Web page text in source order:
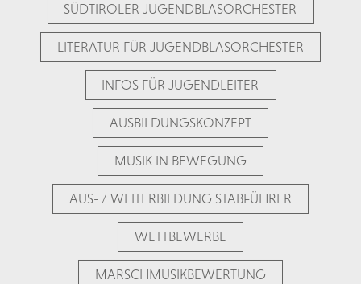
SÜDTIROLER JUGENDBLASORCHESTER
LITERATUR FÜR JUGENDBLASORCHESTER
INFOS FÜR JUGENDLEITER
AUSBILDUNGSKONZEPT
MUSIK IN BEWEGUNG
AUS- / WEITERBILDUNG STABFÜHRER
WETTBEWERBE
MARSCHMUSIKBEWERTUNG